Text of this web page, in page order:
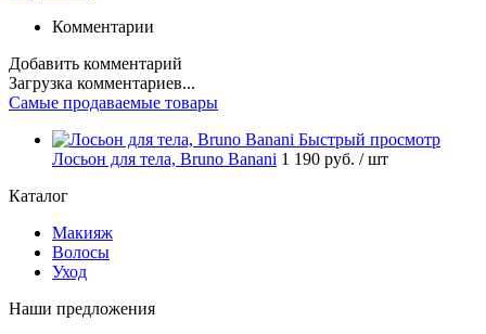
Комментарии
Добавить комментарий
Загрузка комментариев...
Самые продаваемые товары
Быстрый просмотр
Лосьон для тела, Bruno Banani 1 190 руб. / шт
Каталог
Макияж
Волосы
Уход
Наши предложения